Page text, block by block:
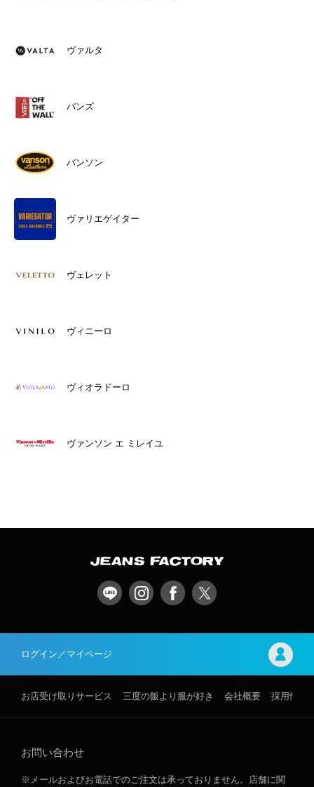
ヴァルタ
バンズ
バンソン
ヴァリエゲイター
ヴェレット
ヴィニーロ
ヴィオラドーロ
ヴァンソン エ ミレイユ
ログイン／マイページ
お店受け取りサービス 三度の飯より服が好き 会社概要 採用情報
お問い合わせ
※メールおよびお電話でのご注文は承っておりません。店舗に関